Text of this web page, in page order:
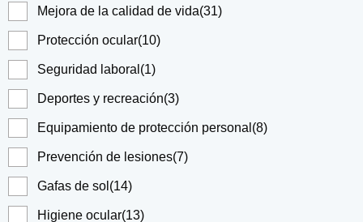
Mejora de la calidad de vida(31)
Protección ocular(10)
Seguridad laboral (1)
Deportes y recreación(3)
Equipamiento de protección personal (8)
Prevención de lesiones(7)
Gafas de sol (14)
Higiene ocular(13)